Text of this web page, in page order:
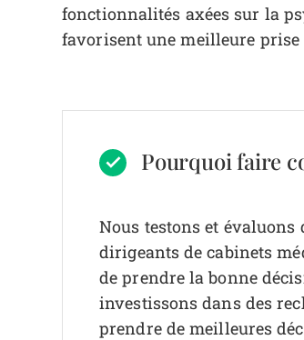
fonctionnalités axées sur la
favorisent une meilleure prise
Pourquoi faire
Nous testons et évaluons
dirigeants de cabinets
de prendre la bonne
investissons dans des
prendre de meilleures